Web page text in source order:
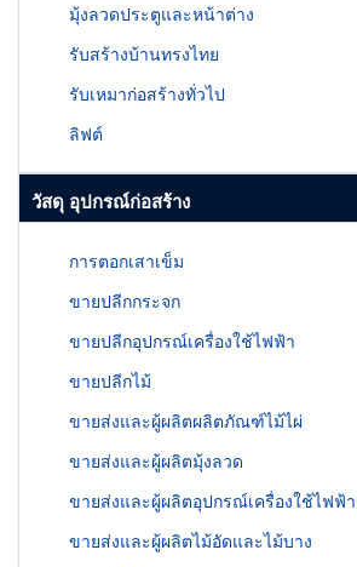
มุ้งลวดประตูและหน้าต่าง
รับสร้างบ้านทรงไทย
รับเหมาก่อสร้างทั่วไป
ลิฟต์
วัสดุ อุปกรณ์ก่อสร้าง
การตอกเสาเข็ม
ขายปลีกกระจก
ขายปลีกอุปกรณ์เครื่องใช้ไฟฟ้า
ขายปลีกไม้
ขายส่งและผู้ผลิตผลิตภัณฑ์ไม้ไผ่
ขายส่งและผู้ผลิตมุ้งลวด
ขายส่งและผู้ผลิตอุปกรณ์เครื่องใช้ไฟฟ้า
ขายส่งและผู้ผลิตไม้อัดและไม้บาง